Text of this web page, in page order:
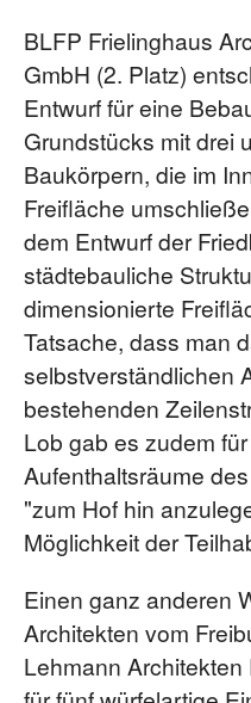
BLFP Frielinghaus
GmbH (2. Platz)
Entwurf für eine
Grundstücks mit drei
Baukörpern, die im
Freifläche
dem Entwurf der
städtebauliche
dimensionierte
Tatsache, dass man
selbstverständlichen
bestehenden
Lob gab es zudem
Aufenthaltsräume
"zum Hof hin
Möglichkeit der
Einen ganz anderen
Architekten vom
Lehmann Architekten